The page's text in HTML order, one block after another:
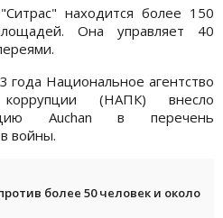
находится более 150
Она управляет 40
Национальное агентство
(НАПК) внесло
Auchan в перечень
войны.
более 50 человек и около